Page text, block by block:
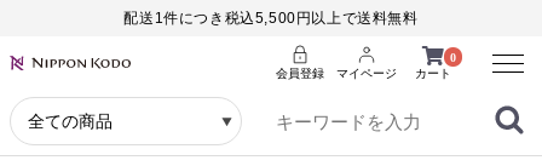
配送1件につき税込5,500円以上で送料無料
0
カート
会員登録 マイページ
Menu